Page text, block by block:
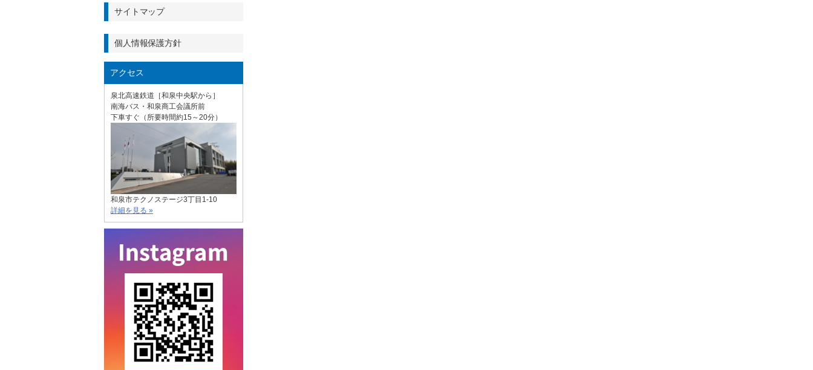
サイトマップ
個人情報保護方針
アクセス
泉北高速鉄道［和泉中央駅から］
南海バス・和泉商工会議所前
下車すぐ（所要時間約15～20分）
和泉市テクノステージ3丁目1-10
詳細を見る »